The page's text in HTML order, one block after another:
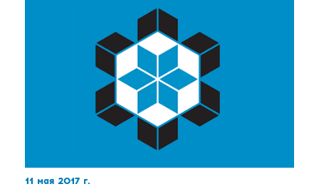
11 мая 2017 г.